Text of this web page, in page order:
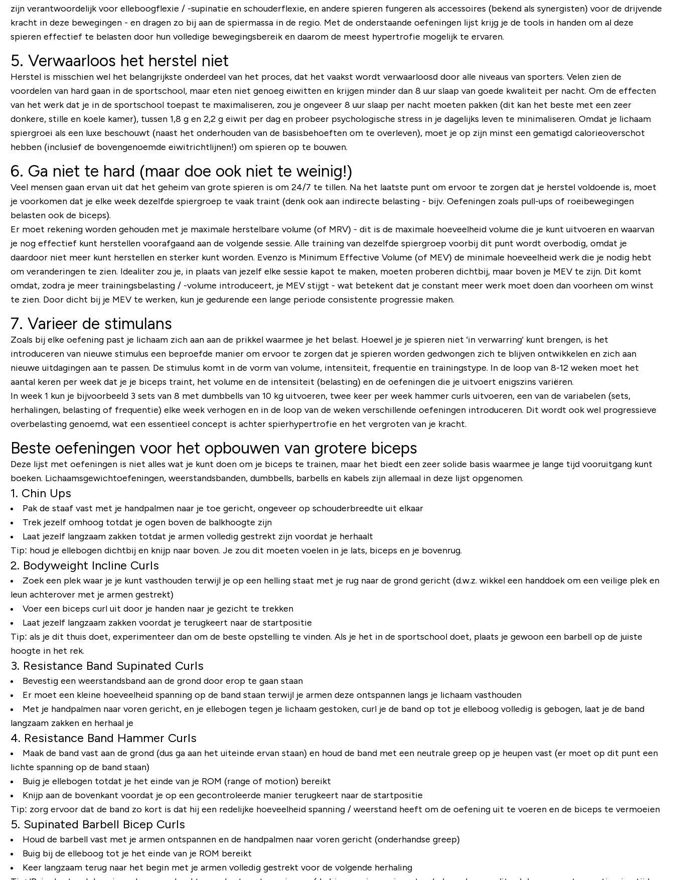
zijn verantwoordelijk voor elleboogflexie / -supinatie en schouderflexie, en andere spieren fungeren als accessoires (bekend als synergisten) voor de drijvende
kracht in deze bewegingen - en dragen zo bij aan de spiermassa in de regio. Met de onderstaande oefeningen lijst krijg je de tools in handen om al deze
spieren effectief te belasten door hun volledige bewegingsbereik en daarom de meest hypertrofie mogelijk te ervaren.
5. Verwaarloos het herstel niet
Herstel is misschien wel het belangrijkste onderdeel van het proces, dat het vaakst wordt verwaarloosd door alle niveaus van sporters. Velen zien de
voordelen van hard gaan in de sportschool, maar eten niet genoeg eiwitten en krijgen minder dan 8 uur slaap van goede kwaliteit per nacht. Om de effecten
van het werk dat je in de sportschool toepast te maximaliseren, zou je ongeveer 8 uur slaap per nacht moeten pakken (dit kan het beste met een zeer
donkere, stille en koele kamer), tussen 1,8 g en 2,2 g eiwit per dag en probeer psychologische stress in je dagelijks leven te minimaliseren. Omdat je lichaam
spiergroei als een luxe beschouwt (naast het onderhouden van de basisbehoeften om te overleven), moet je op zijn minst een gematigd calorieoverschot
hebben (inclusief de bovengenoemde eiwitrichtlijnen!) om spieren op te bouwen.
6. Ga niet te hard (maar doe ook niet te weinig!)
Veel mensen gaan ervan uit dat het geheim van grote spieren is om 24/7 te tillen. Na het laatste punt om ervoor te zorgen dat je herstel voldoende is, moet
je voorkomen dat je elke week dezelfde spiergroep te vaak traint (denk ook aan indirecte belasting - bijv. Oefeningen zoals pull-ups of roeibewegingen
belasten ook de biceps).
Er moet rekening worden gehouden met je maximale herstelbare volume (of MRV) - dit is de maximale hoeveelheid volume die je kunt uitvoeren en waarvan
je nog effectief kunt herstellen voorafgaand aan de volgende sessie. Alle training van dezelfde spiergroep voorbij dit punt wordt overbodig, omdat je
daardoor niet meer kunt herstellen en sterker kunt worden. Evenzo is Minimum Effective Volume (of MEV) de minimale hoeveelheid werk die je nodig hebt
om veranderingen te zien. Idealiter zou je, in plaats van jezelf elke sessie kapot te maken, moeten proberen dichtbij, maar boven je MEV te zijn. Dit komt
omdat, zodra je meer trainingsbelasting / -volume introduceert, je MEV stijgt - wat betekent dat je constant meer werk moet doen dan voorheen om winst
te zien. Door dicht bij je MEV te werken, kun je gedurende een lange periode consistente progressie maken.
7. Varieer de stimulans
Zoals bij elke oefening past je lichaam zich aan aan de prikkel waarmee je het belast. Hoewel je je spieren niet 'in verwarring' kunt brengen, is het
introduceren van nieuwe stimulus een beproefde manier om ervoor te zorgen dat je spieren worden gedwongen zich te blijven ontwikkelen en zich aan
nieuwe uitdagingen aan te passen. De stimulus komt in de vorm van volume, intensiteit, frequentie en trainingstype. In de loop van 8-12 weken moet het
aantal keren per week dat je je biceps traint, het volume en de intensiteit (belasting) en de oefeningen die je uitvoert enigszins variëren.
In week 1 kun je bijvoorbeeld 3 sets van 8 met dumbbells van 10 kg uitvoeren, twee keer per week hammer curls uitvoeren, een van de variabelen (sets,
herhalingen, belasting of frequentie) elke week verhogen en in de loop van de weken verschillende oefeningen introduceren. Dit wordt ook wel progressieve
overbelasting genoemd, wat een essentieel concept is achter spierhypertrofie en het vergroten van je kracht.
Beste oefeningen voor het opbouwen van grotere biceps
Deze lijst met oefeningen is niet alles wat je kunt doen om je biceps te trainen, maar het biedt een zeer solide basis waarmee je lange tijd vooruitgang kunt
boeken. Lichaamsgewichtoefeningen, weerstandsbanden, dumbbells, barbells en kabels zijn allemaal in deze lijst opgenomen.
1. Chin Ups
Pak de staaf vast met je handpalmen naar je toe gericht, ongeveer op schouderbreedte uit elkaar
Trek jezelf omhoog totdat je ogen boven de balkhoogte zijn
Laat jezelf langzaam zakken totdat je armen volledig gestrekt zijn voordat je herhaalt
Tip: houd je ellebogen dichtbij en knijp naar boven. Je zou dit moeten voelen in je lats, biceps en je bovenrug.
2. Bodyweight Incline Curls
Zoek een plek waar je je kunt vasthouden terwijl je op een helling staat met je rug naar de grond gericht (d.w.z. wikkel een handdoek om een ​​veilige plek en
leun achterover met je armen gestrekt)
Voer een biceps curl uit door je handen naar je gezicht te trekken
Laat jezelf langzaam zakken voordat je terugkeert naar de startpositie
Tip: als je dit thuis doet, experimenteer dan om de beste opstelling te vinden. Als je het in de sportschool doet, plaats je gewoon een barbell op de juiste
hoogte in het rek.
3. Resistance Band Supinated Curls
Bevestig een weerstandsband aan de grond door erop te gaan staan
Er moet een kleine hoeveelheid spanning op de band staan ​​terwijl je armen deze ontspannen langs je lichaam vasthouden
Met je handpalmen naar voren gericht, en je ellebogen tegen je lichaam gestoken, curl je de band op tot je elleboog volledig is gebogen, laat je de band
langzaam zakken en herhaal je
4. Resistance Band Hammer Curls
Maak de band vast aan de grond (dus ga aan het uiteinde ervan staan) en houd de band met een neutrale greep op je heupen vast (er moet op dit punt een
lichte spanning op de band staan)
Buig je ellebogen totdat je het einde van je ROM (range of motion) bereikt
Knijp aan de bovenkant voordat je op een gecontroleerde manier terugkeert naar de startpositie
Tip: zorg ervoor dat de band zo kort is dat hij een redelijke hoeveelheid spanning / weerstand heeft om de oefening uit te voeren en de biceps te vermoeien
5. Supinated Barbell Bicep Curls
Houd de barbell vast met je armen ontspannen en de handpalmen naar voren gericht (onderhandse greep)
Buig bij de elleboog tot je het einde van je ROM bereikt
Keer langzaam terug naar het begin met je armen volledig gestrekt voor de volgende herhaling